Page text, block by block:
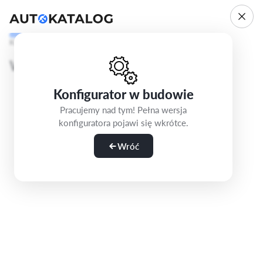
Konfigurator w budowie
Pracujemy nad tym! Pełna wersja
konfiguratora pojawi się wkrótce.
Wróć
Krok 1/5
Wybierz wersję